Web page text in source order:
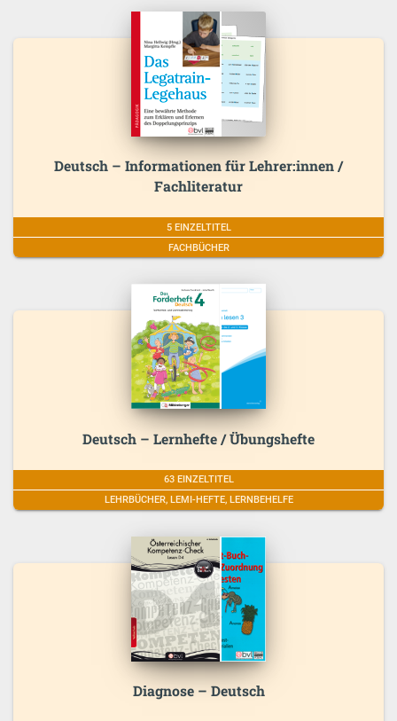
Deutsch – Informationen für Lehrer:innen /
Fachliteratur
5 EINZELTITEL
FACHBÜCHER
Deutsch – Lernhefte / Übungshefte
63 EINZELTITEL
LEHRBÜCHER, LEMI-HEFTE, LERNBEHELFE
Diagnose – Deutsch